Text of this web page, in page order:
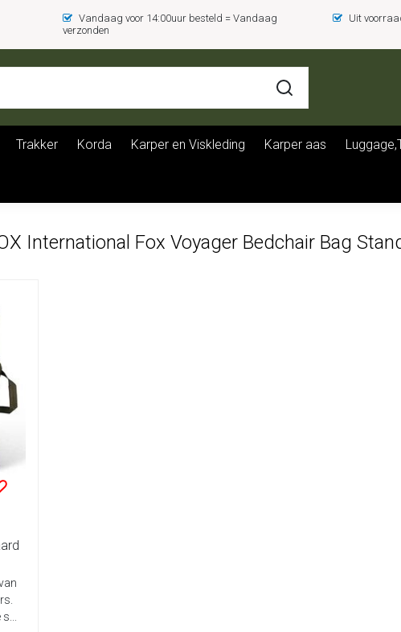
Vandaag voor 14:00uur besteld = Vandaag
verzonden
Uit
Trakker Korda Karper en Viskleding Karper aas
International Fox Voyager Bedchair Bag